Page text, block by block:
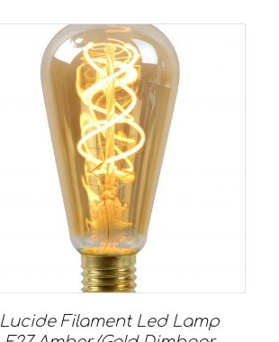
Lucide Filament Led Lamp